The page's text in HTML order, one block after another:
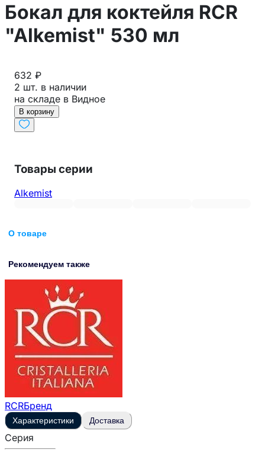
Бокал для коктейля RCR
"Alkemist" 530 мл
632 ₽
2 шт. в наличии
на складе в Видное
В корзину
Товары серии
Alkemist
О товаре
Рекомендуем также
RCRБренд
Характеристики Доставка
Серия